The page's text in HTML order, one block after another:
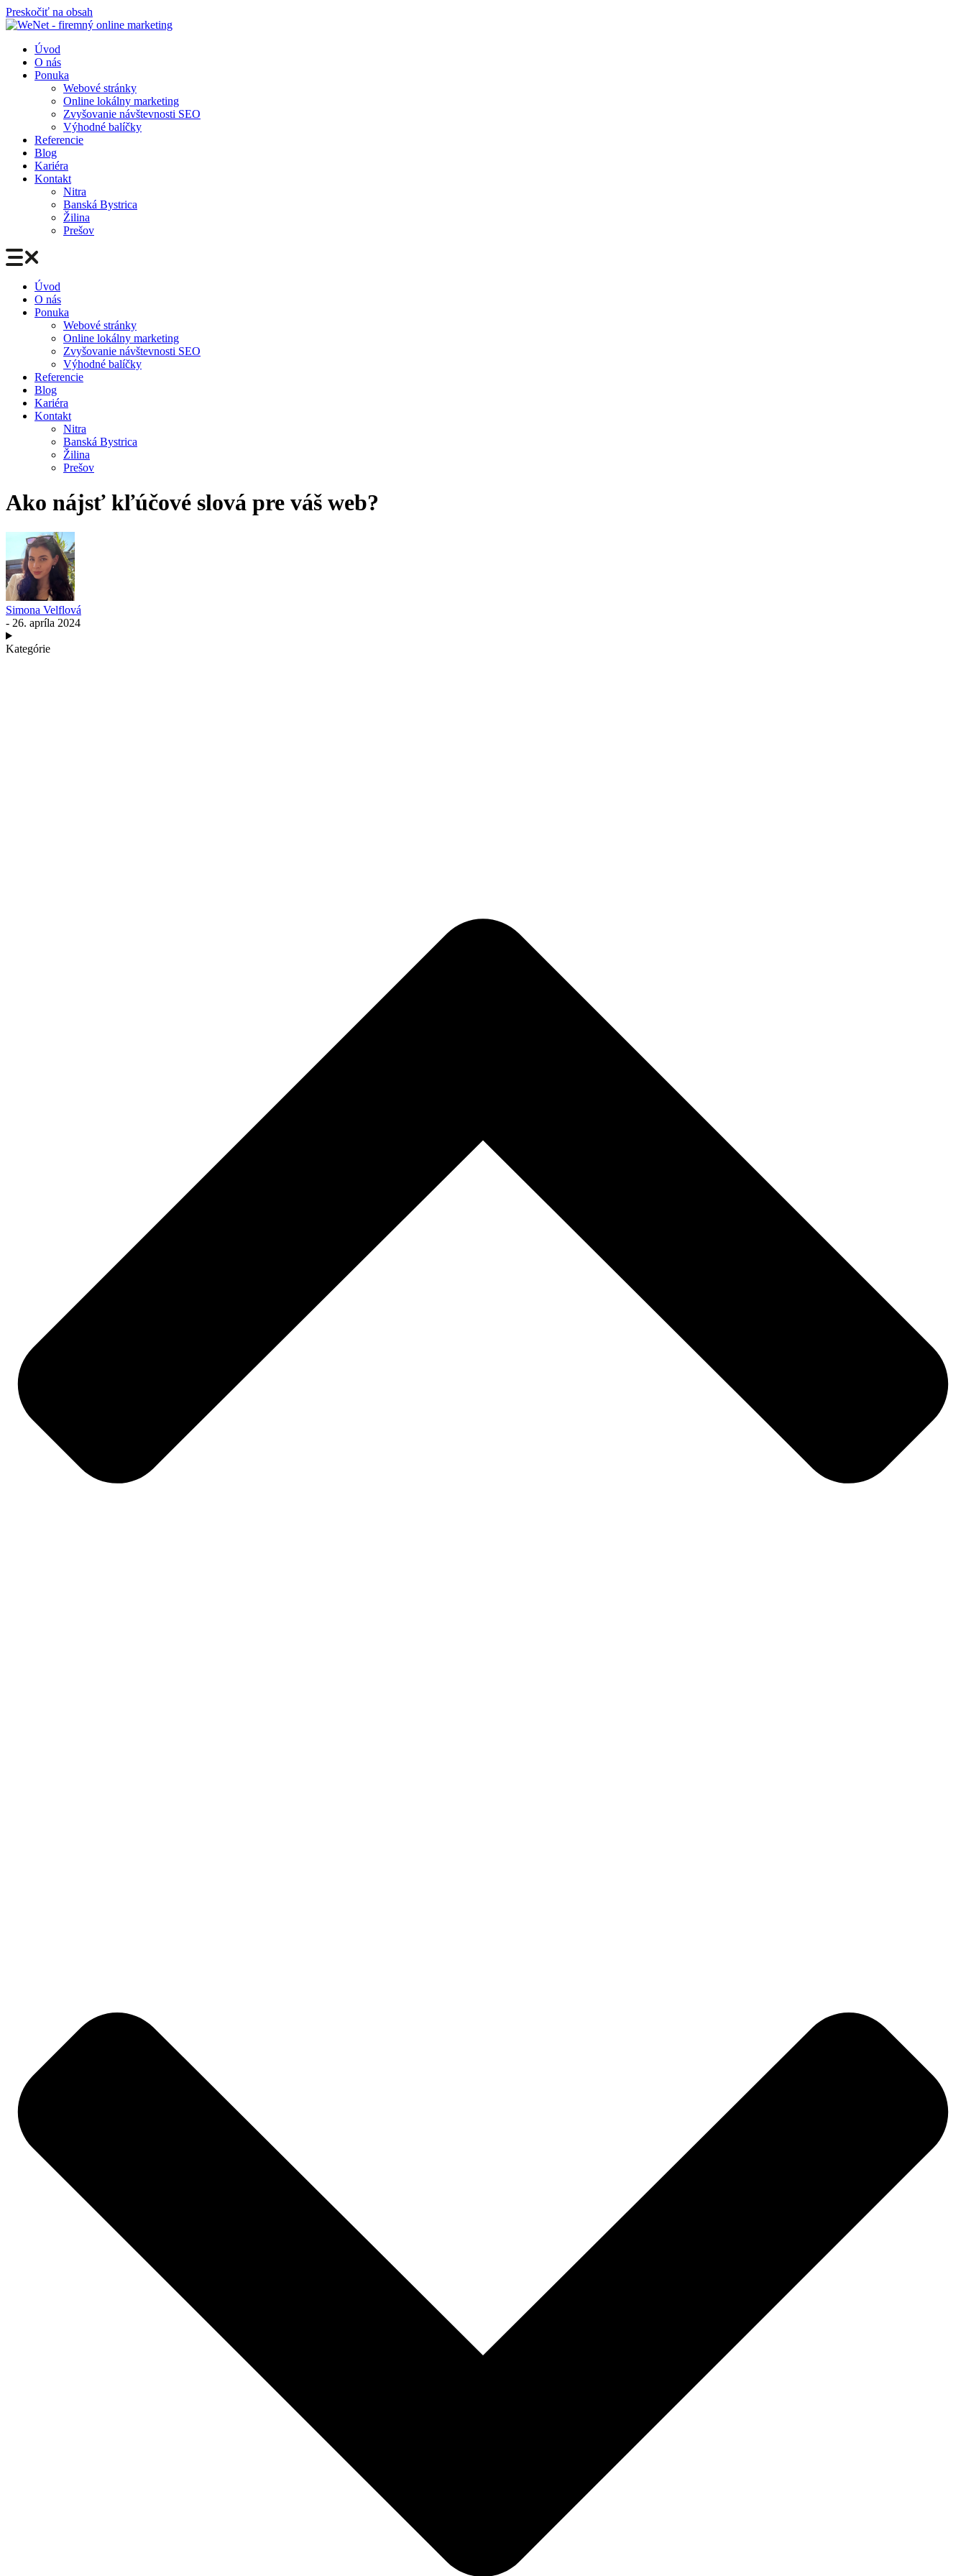
Preskočiť na obsah
Úvod
O nás
Ponuka
Webové stránky
Online lokálny marketing
Zvyšovanie návštevnosti SEO
Výhodné balíčky
Referencie
Blog
Kariéra
Kontakt
Nitra
Banská Bystrica
Žilina
Prešov
Úvod
O nás
Ponuka
Webové stránky
Online lokálny marketing
Zvyšovanie návštevnosti SEO
Výhodné balíčky
Referencie
Blog
Kariéra
Kontakt
Nitra
Banská Bystrica
Žilina
Prešov
Ako nájsť kľúčové slová pre váš web?
Simona Velflová
- 26. apríla 2024
Kategórie